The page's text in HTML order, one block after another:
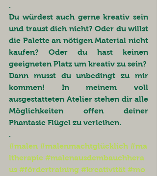
.
Du würdest auch gerne kreativ sein
und traust dich nicht? Oder du willst
die Palette an nötigen Material nicht
kaufen? Oder du hast keinen
geeigneten Platz um kreativ zu sein?
Dann musst du unbedingt zu mir
kommen! In meinem voll
ausgestatteten Atelier stehen dir alle
Möglichkeiten offen deiner
Phantasie Flügel zu verleihen.
.
#malen #malenmachtglücklich #ma
ltherapie #malenausdembauchhera
us #fördertraining #kreativität #mo